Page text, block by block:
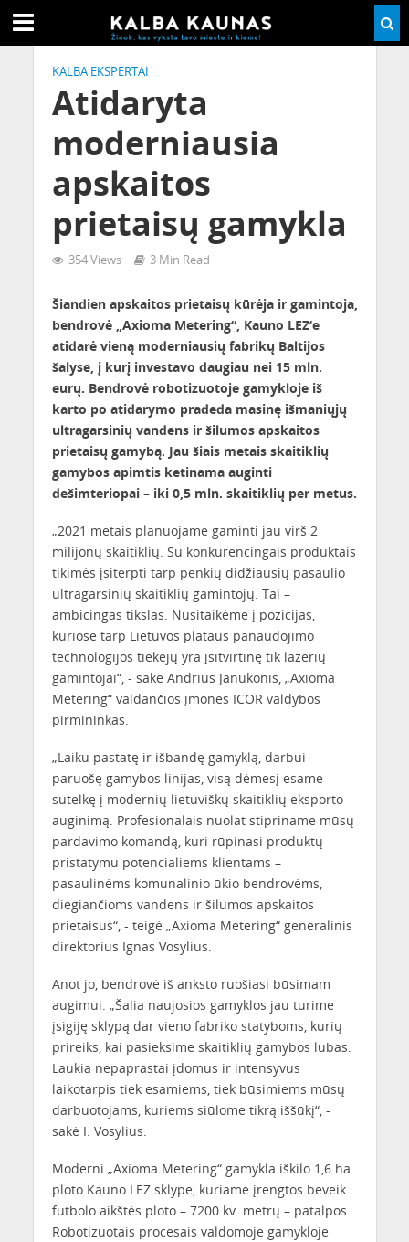
KALBA EKSPERTAI
Atidaryta
moderniausia
apskaitos
prietaisų gamykla
354 Views 3 Min Read
Šiandien apskaitos prietaisų kūrėja ir gamintoja,
bendrovė „Axioma Metering“, Kauno LEZ‘e
atidarė vieną moderniausių fabrikų Baltijos
šalyse, į kurį investavo daugiau nei 15 mln.
eurų. Bendrovė robotizuotoje gamykloje iš
karto po atidarymo pradeda masinę išmaniųjų
ultragarsinių vandens ir šilumos apskaitos
prietaisų gamybą. Jau šiais metais skaitiklių
gamybos apimtis ketinama auginti
dešimteriopai – iki 0,5 mln. skaitiklių per metus.
„2021 metais planuojame gaminti jau virš 2
milijonų skaitiklių. Su konkurencingais produktais
tikimės įsiterpti tarp penkių didžiausių pasaulio
ultragarsinių skaitiklių gamintojų. Tai –
ambicingas tikslas. Nusitaikėme į pozicijas,
kuriose tarp Lietuvos plataus panaudojimo
technologijos tiekėjų yra įsitvirtinę tik lazerių
gamintojai“, - sakė Andrius Janukonis, „Axioma
Metering“ valdančios įmonės ICOR valdybos
pirmininkas.
„Laiku pastatę ir išbandę gamyklą, darbui
paruošę gamybos linijas, visą dėmesį esame
sutelkę į modernių lietuviškų skaitiklių eksporto
auginimą. Profesionalais nuolat stipriname mūsų
pardavimo komandą, kuri rūpinasi produktų
pristatymu potencialiems klientams –
pasaulinėms komunalinio ūkio bendrovėms,
diegiančioms vandens ir šilumos apskaitos
prietaisus“, - teigė „Axioma Metering“ generalinis
direktorius Ignas Vosylius.
Anot jo, bendrovė iš anksto ruošiasi būsimam
augimui. „Šalia naujosios gamyklos jau turime
įsigiję sklypą dar vieno fabriko statyboms, kurių
prireiks, kai pasieksime skaitiklių gamybos lubas.
Laukia nepaprastai įdomus ir intensyvus
laikotarpis tiek esamiems, tiek būsimiems mūsų
darbuotojams, kuriems siūlome tikrą iššūkį“, -
sakė I. Vosylius.
Moderni „Axioma Metering“ gamykla iškilo 1,6 ha
ploto Kauno LEZ sklype, kuriame įrengtos beveik
futbolo aikštės ploto – 7200 kv. metrų – patalpos.
Robotizuotais procesais valdomoje gamykloje